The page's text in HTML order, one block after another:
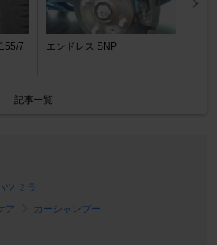
7
エンドレス SNP
記事一覧
ツ ミラ
ア
カーシャンプー